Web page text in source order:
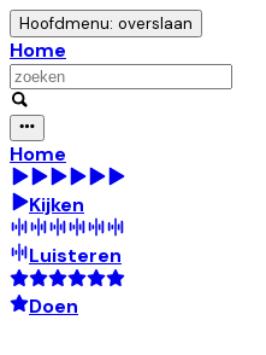
Hoofdmenu: overslaan
Home
Home
Kijken
Luisteren
Doen